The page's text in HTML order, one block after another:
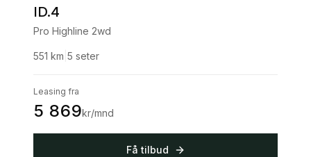
ID.4
Pro Highline 2wd
551 km 5 seter
Leasing fra
5 869kr/mnd
Få tilbud